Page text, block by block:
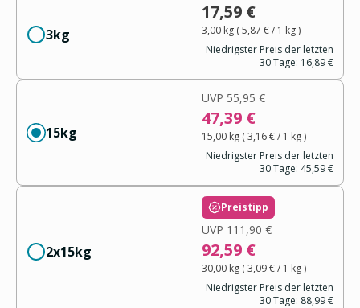
3kg
17,59 €
3,00 kg(5,87 €/ 1 kg)
Niedrigster Preis der letzten
30 Tage: 16,89 €
15kg
UVP 55,95 €
47,39 €
15,00 kg(3,16 €/ 1 kg)
Niedrigster Preis der letzten
30 Tage: 45,59 €
2x15kg
Preistipp
UVP 111,90 €
92,59 €
30,00 kg(3,09 €/ 1 kg)
Niedrigster Preis der letzten
30 Tage: 88,99 €